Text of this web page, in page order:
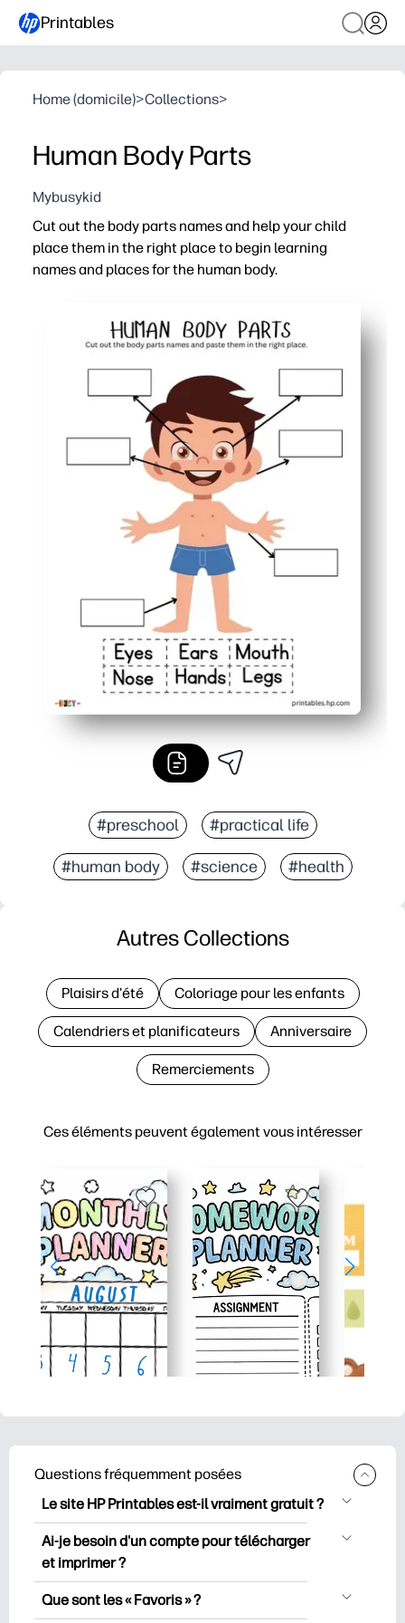
Printables
Home (domicile)>Collections>
Human Body Parts
Mybusykid
Cut out the body parts names and help your child
place them in the right place to begin learning
names and places for the human body.
#preschool #practical life
#human body #science #health
Ces éléments peuvent également vous intéresser
Autres Collections
Plaisirs d'été Coloriage pour les enfants
Calendriers et planificateurs Anniversaire
Remerciements
Questions fréquemment posées
Le site HP Printables est-il vraiment gratuit ?
HP Printables propose plus de 2500
documents imprimables gratuits à
télécharger et à imprimer. Découvrez
des pages de coloriage populaires, des
Ai-je besoin d'un compte pour télécharger
et imprimer ?
Vous pouvez explorer et imprimer sans
Que sont les « Favoris » ?